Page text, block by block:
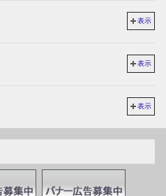
表示
表示
表示